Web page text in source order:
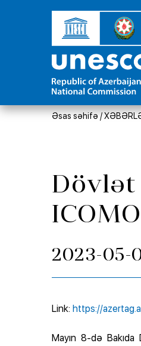
Əsas səhifə /
Dövlət
2023-05-
Link: https://
Mayın 8-də